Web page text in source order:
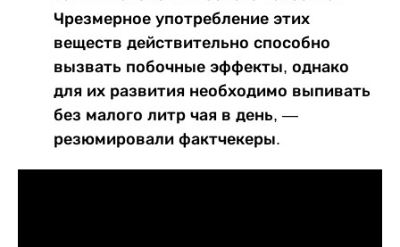
Чрезмерное употребление этих
веществ действительно способно
вызвать побочные эффекты, однако
для их развития необходимо выпивать
без малого литр чая в день, —
резюмировали фактчекеры.